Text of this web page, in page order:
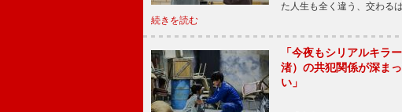
た人生も全く違う、交わる
続きを読む
「今夜もシリアルキラ
渚）の共犯関係が深ま
い」